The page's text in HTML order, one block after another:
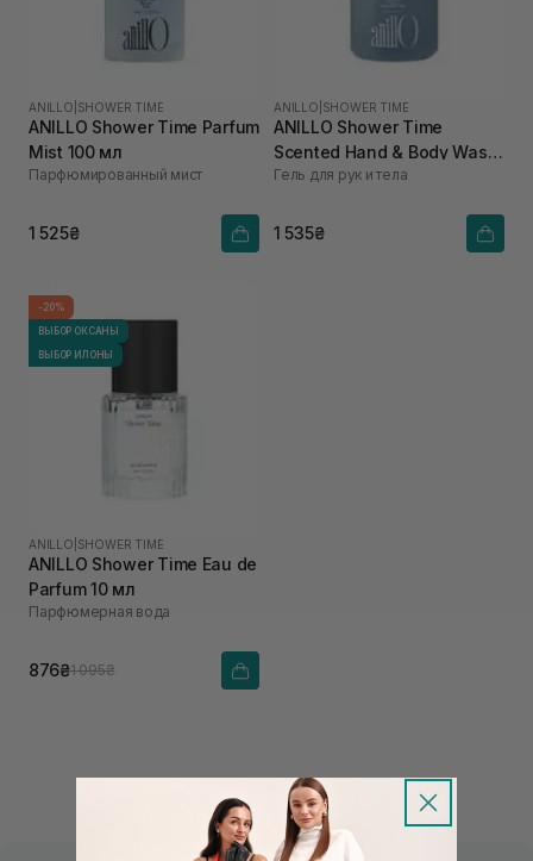
ANILLO SHOWER TIME
ANILLO Shower Time Parfum
Mist 100 мл
Парфюмированный мист
1 525₴
ANILLO SHOWER TIME
ANILLO Shower Time
Scented Hand & Body Wash
450 мл
Гель для рук и тела
1 535₴
-20%
ВЫБОР ОКСАНЫ
ВЫБОР ИЛОНЫ
ANILLO SHOWER TIME
ANILLO Shower Time Eau de
Parfum 10 мл
Парфюмерная вода
876₴1 095₴